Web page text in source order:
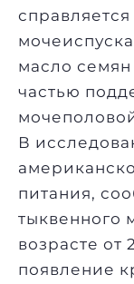
масло семян
частью
В
питания,
тыквенного
возрасте от
появление